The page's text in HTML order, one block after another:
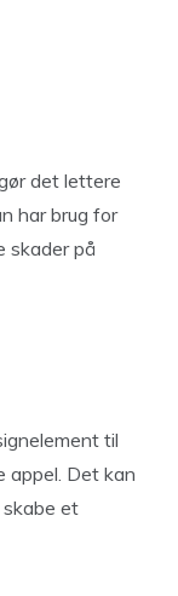
det lettere
har brug for
skader på
til
appel. Det kan
et